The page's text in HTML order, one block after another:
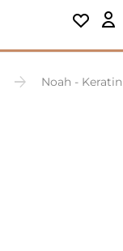
Noah -